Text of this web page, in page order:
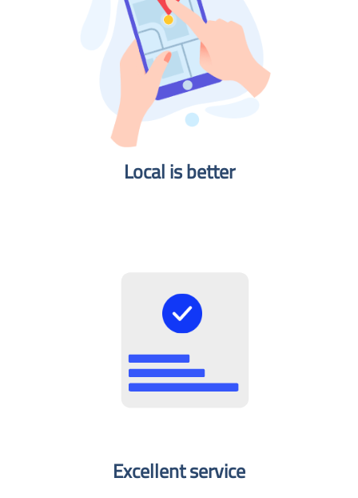
Local is better​
Excellent service